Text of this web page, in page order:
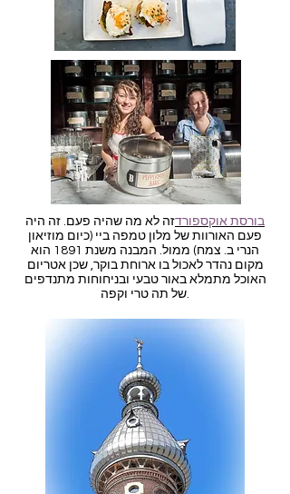
בורסת אוקספורדזה לא מה שהיה פעם. זה היה
פעם האורוות של מלון טמפה ביי (כיום מוזיאון
הנרי ב. צמח) ממול. המבנה משנת 1891 הוא
מקום נהדר לאכול בו ארוחת בוקר, שכן אטריום
האוכל מתמלא באור טבעי ובניחוחות מתנדפים
של תה טרי וקפה.